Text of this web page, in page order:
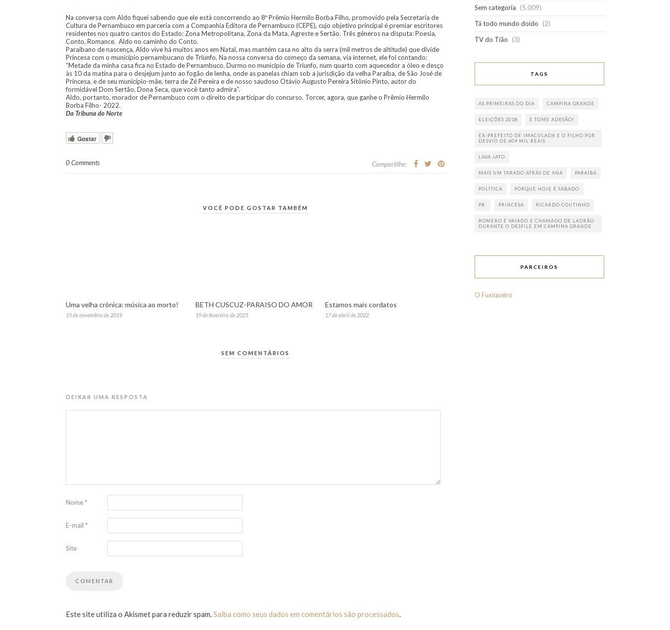
Na conversa com Aldo fiquei sabendo que ele está concorrendo ao 8º Prêmio Hermilo Borba Filho, promovido pela Secretaria de
Cultura de Pernambuco em parceria com a Companhia Editora de Pernambuco (CEPE), cujo objetivo principal é premiar escritores
residentes nos quatro cantos do Estado: Zona Metropolitana, Zona da Mata, Agreste e Sertão. Três gêneros na disputa: Poesia,
Conto, Romance. Aldo no caminho do Conto.
Paraibano de nascença, Aldo vive há muitos anos em Natal, mas mantém casa no alto da serra (mil metros de altitude) que divide
Princesa com o município pernambucano de Triunfo. Na nossa conversa do começo da semana, via internet, ele foi contando:
“Metade da minha casa fica no Estado de Pernambuco. Durmo no município de Triunfo, num quarto com aquecedor a óleo e desço
às 10 da matina para o desjejum junto ao fogão de lenha, onde as panelas chiam sob a jurisdição da velha Paraíba, de São José de
Princesa, e de seu município-mãe, terra de Zé Pereira e de nosso saudoso Otávio Augusto Pereira Sitônio Pinto, autor do
formidável Dom Sertão, Dona Seca, que você tanto admira”.
Aldo, portanto, morador de Pernambuco com o direito de participar do concurso. Torcer, agora, que ganhe o Prêmio Hermilo
Borba Filho- 2022.
Da Tribuna do Norte
Gostar
0 Comments Compartilhe:
VOCÊ PODE GOSTAR TAMBÉM
Uma velha crônica: música ao morto!
15 de novembro de 2019
BETH CUSCUZ-PARAISO DO AMOR
19 de fevereiro de 2025
Estamos mais cordatos
17 de abril de 2022
SEM COMENTÁRIOS
DEIXAR UMA RESPOSTA
Nome*
E-mail *
Site
Este site utiliza o Akismet para reduzir spam.Saiba como seus dados em comentários são processados.
Sem categoria
(5.009)
Tá todo mundo doido
(2)
TV do Tião
(3)
TAGS
AS PRIMEIRAS DO DIA CAMPINA GRANDE
ELEIÇÕES 2018 E TOME ADESÃO!
EX-PREFEITO DE IMACULADA E O FILHO POR
DESVIO DE 609 MIL REAIS
LAVA JATO
MAIS UM TARADO ATRÁS DE ANA PARAÍBA
POLÍTICA PORQUE HOJE É SÁBADO
PR. PRINCESA RICARDO COUTINHO
ROMERO É VAIADO E CHAMADO DE LADRÃO
DURANTE O DESFILE EM CAMPINA GRANDE
PARCEIROS
O Fuxiqueiro